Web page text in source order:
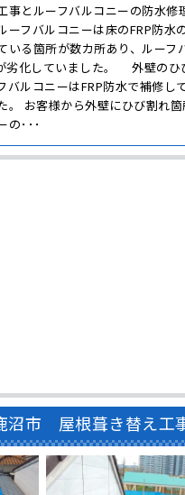
事とルーフバルコニーの防水
ーフバルコニーは床のFRP防水
いる箇所が数カ所あり、ルーフ
劣化していました。 外壁のひ
バルコニーはFRP防水で補修し
。 お客様から外壁にひび割れ箇
の･･･
沼市 屋根葺き替え工